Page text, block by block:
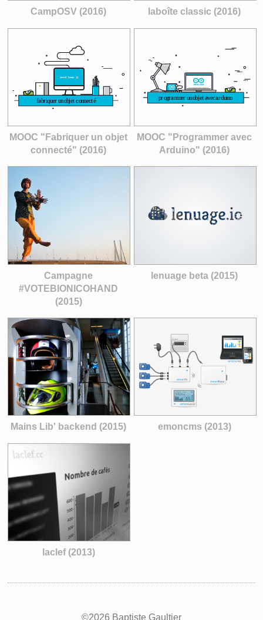
CampOSV (2016) laboîte classic (2016)
MOOC "Fabriquer un objet
connecté" (2016)
MOOC "Programmer avec
Arduino" (2016)
Campagne
#VOTEBIONICOHAND
(2015)
lenuage beta (2015)
Mains Lib' backend (2015) emoncms (2013)
laclef (2013)
©2026 Baptiste Gaultier